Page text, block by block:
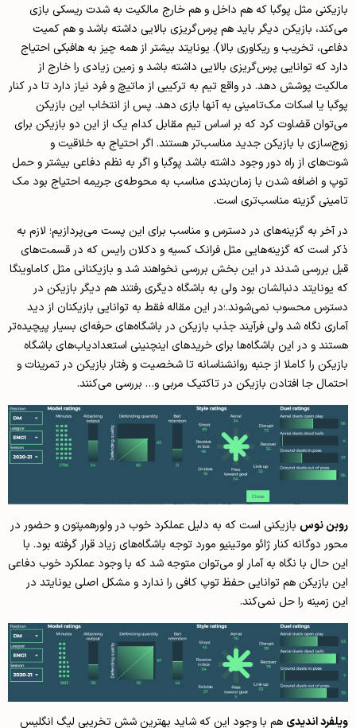
بازیکنی مثل پوگبا که هم داخل و هم خارج مالکیت به شدت ریسکی بازی
می‌کند، بازیکن دیگر باید هم پرس‌گریزی بالایی داشته باشد و هم کمیت
دفاعی، تخریب و ریکاوری بالا). یونایتد بیشتر از همه چیز به هافبکی احتیاج
دارد که توانایی پرس‌گریزی بالایی داشته باشد و زمین زیادی را خارج از
مالکیت پوشش دهد. در واقع تیم به ترکیبی از ماتیچ و فرد نیاز دارد تا در کنار
پوگبا یا اسکات مک‌تامینی به آنها بازی دهد. پس از انتخاب این بازیکن
می‌توان قضاوت کرد که بر اساس تیم مقابل کدام یک از این دو بازیکن برای
زوج‌سازی با بازیکن جدید مناسب‌تر هستند. اگر احتیاج به خلاقیت و
شوت‌های از راه دور وجود داشته باشد پوگبا و اگر به نظم دفاعی بیشتر و حمل
توپ و اضافه شدن با زمان‌بندی مناسب به محوطه‌ی جریمه احتیاج بود مک
تامینی گزینه مناسب‌تری است.
در آخر به گزینه‌های در دسترس و مناسب برای این پست می‌پردازیم؛ لازم به
ذکر است که گزینه‌هایی مثل فرانک کسیه و دکلان رایس که در قسمت‌های
قبل بررسی شدند در این بخش بررسی نخواهند شد و بازیکنانی مثل کاماوینگا
که یونایتد دنبالشان بود ولی به باشگاه دیگری رفتند هم دیگر بازیکن در
دسترس محسوب نمی‌شوند.؛در این مقاله فقط به توانایی بازیکنان از دید
آماری نگاه شد ولی فرآیند جذب بازیکن در باشگاه‌های حرفه‌ای بسیار پیچیده‌تر
هستند و در این باشگاه‌ها برای خریدهای اینچنینی استعدادیاب‌های باشگاه
بازیکن را کاملا از جنبه روانشناسانه تا شخصیت و رفتار بازیکن در تمرینات و
احتمال جا افتادن بازیکن در تاکتیک مربی و… بررسی می‌کنند.
روبن نوس بازیکنی‌ است که به دلیل عملکرد خوب در ولورهمپتون و حضور در
محور دوگانه کنار ژائو موتینیو مورد توجه باشگاه‌های زیاد قرار گرفته بود. با
این حال با نگاه به آمار او می‌توان متوجه شد که با وجود عملکرد خوب دفاعی
این بازیکن هم توانایی حفظ توپ کافی را ندارد و مشکل اصلی یونایتد در
این زمینه را حل نمی‌کند.
ویلفرد اندیدی هم با وجود این که شاید بهترین شش تخریبی لیگ انگلیس